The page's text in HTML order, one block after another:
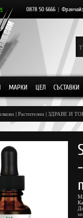
0878 50 6666 |
МАРКИ ЦЕЛ СЪСТАВКИ
| Растителни | ЗДРАВЕ И